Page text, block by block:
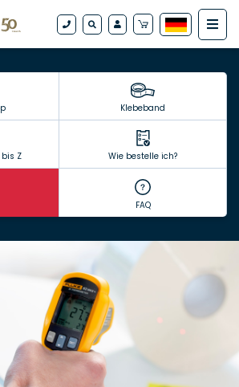
Klebeband
Z Wie bestelle ich?
FAQ